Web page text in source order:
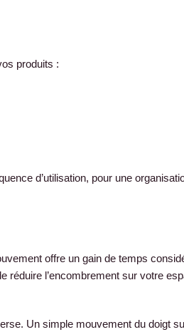
produits :
d’utilisation, pour une
offre un gain de temps
réduire l’encombrement sur votre
Un simple mouvement du doigt